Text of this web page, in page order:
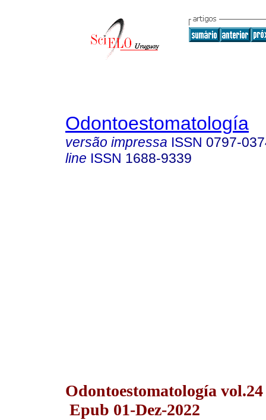
Odontoestomatología
versão impressa ISSN 0797-
line ISSN 1688-9339
Odontoestomatología
Epub 01-Dez-2022